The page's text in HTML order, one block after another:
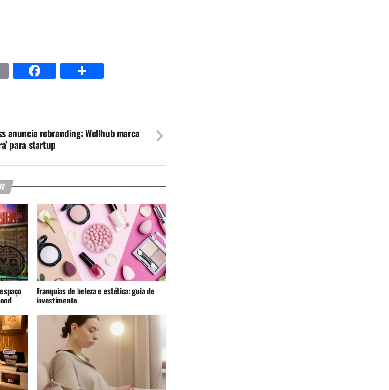
Email Facebook
anuncia rebranding: Wellhub marca
para startup
Franquias de beleza e estética: guia de
investimento